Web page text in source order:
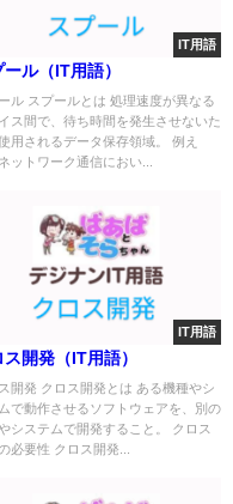
IT用語
ール（IT用語）
ル スプールとは 処理速度が異なる
ス間で、待ち時間を発生させないた
用されるデータ保存領域。 例え
ットワーク通信におい...
IT用語
ス開発（IT用語）
開発 クロス開発とは ある機種やシ
で動作させるソフトウェアを、別の
システムで開発すること。 クロス
必要性 クロス開発...